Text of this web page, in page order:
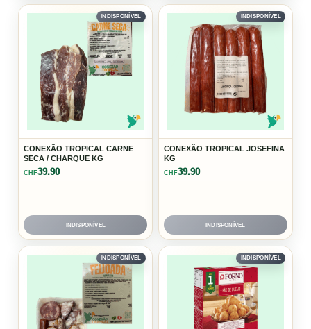
INDISPONÍVEL
CONEXÃO TROPICAL CARNE
SECA / CHARQUE KG
CHF39.90
INDISPONÍVEL
INDISPONÍVEL
CONEXÃO TROPICAL JOSEFINA
KG
CHF39.90
INDISPONÍVEL
INDISPONÍVEL INDISPONÍVEL